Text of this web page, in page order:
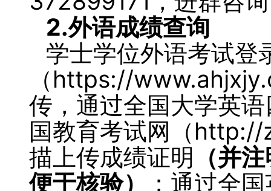
2.外语成绩查询
学士学位外语考试登
（https://
传，通过全国大学英
国教育考试网（
描上传成绩证明 （并
便于核验）
；通过全